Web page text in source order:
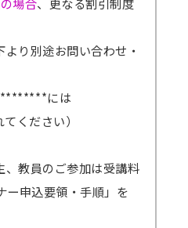
り別途お問い合わせ・
には
ください）
、教員のご参加は受講料
申込要領・手順」を